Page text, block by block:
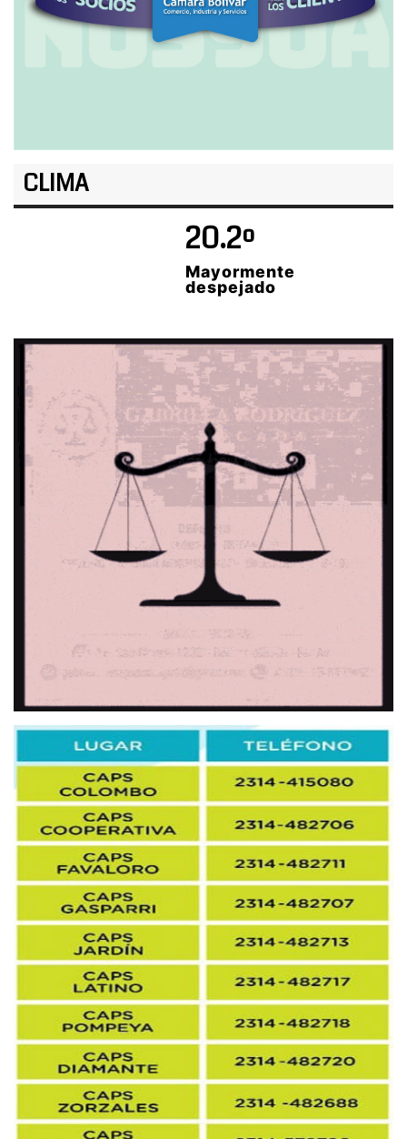
CLIMA
20.2º
Mayormente
despejado